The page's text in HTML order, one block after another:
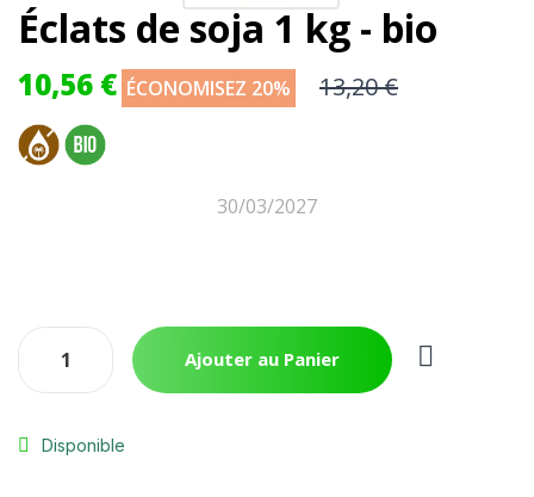
Éclats de soja 1 kg - bio
10,56 € ÉCONOMISEZ 20% 13,20 €
30/03/2027
Ajouter au Panier
Disponible